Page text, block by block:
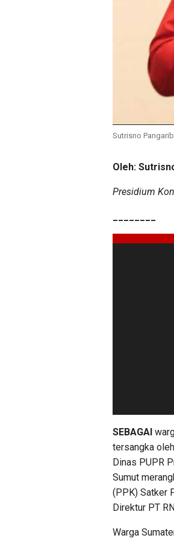
Sutrisno
Oleh:
Presidium
SEBAGAI
tersangka
Dinas PUPR
Sumut
(PPK) Satker
Direktur PT
Warga